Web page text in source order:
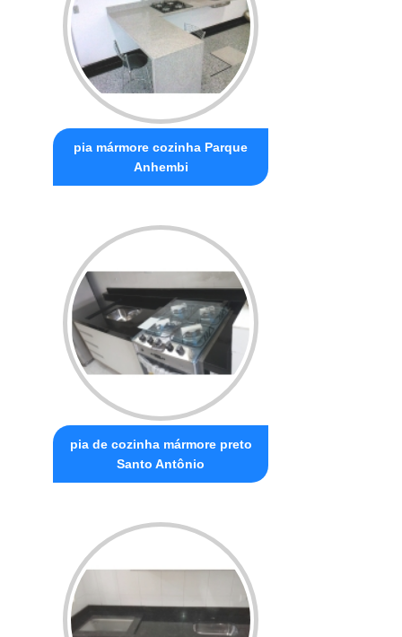
pia mármore cozinha Parque
Anhembi
pia de cozinha mármore preto
Santo Antônio